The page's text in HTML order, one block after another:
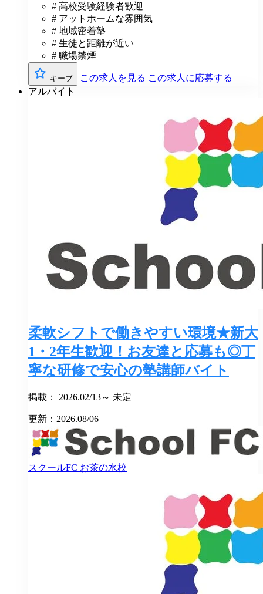
# 高校受験経験者歓迎
# アットホームな雰囲気
# 地域密着塾
# 生徒と距離が近い
# 職場禁煙
キープ この求人を見る この求人に応募する
アルバイト
柔軟シフトで働きやすい環境★新大
1・2年生歓迎！お友達と応募も◎丁
寧な研修で安心の塾講師バイト
掲載： 2026.02/13～ 未定
更新：2026.08/06
スクールFC お茶の水校